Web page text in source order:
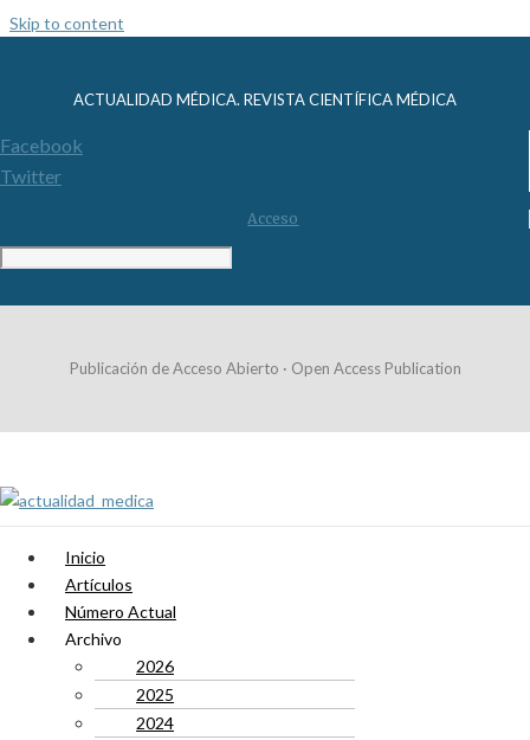
Skip to content
ACTUALIDAD MÉDICA. REVISTA CIENTÍFICA MÉDICA
Facebook
Twitter
Acceso
Publicación de Acceso Abierto · Open Access Publication
Inicio
Artículos
Número Actual
Archivo
2026
2025
2024